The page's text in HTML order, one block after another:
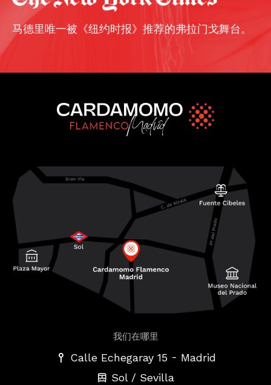
马德里唯一被《纽约时报》推荐的弗拉门戈舞台。
我们在哪里
Calle Echegaray 15 - Madrid
Sol / Sevilla